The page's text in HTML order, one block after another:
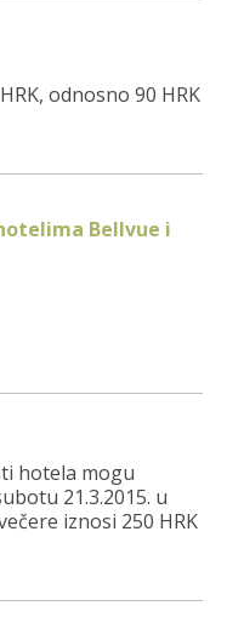
odnosno 90 HRK
Bellvue i
hotela mogu
21.3.2015. u
iznosi 250 HRK